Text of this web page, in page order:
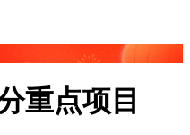
重点项目